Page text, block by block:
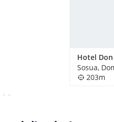
Hotel
Sosua,
203m